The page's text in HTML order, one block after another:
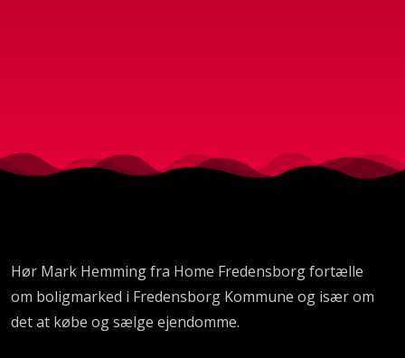
Hør Mark Hemming fra Home Fredensborg fortælle
om boligmarked i Fredensborg Kommune og især om
det at købe og sælge ejendomme.